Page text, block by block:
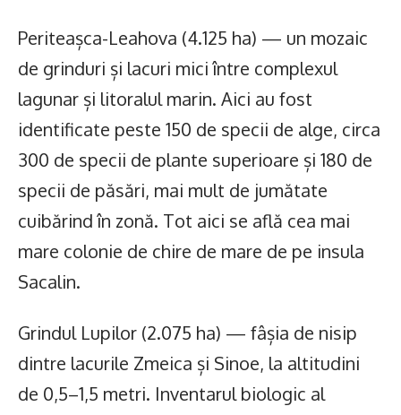
Periteașca-Leahova (4.125 ha) — un mozaic
de grinduri și lacuri mici între complexul
lagunar și litoralul marin. Aici au fost
identificate peste 150 de specii de alge, circa
300 de specii de plante superioare și 180 de
specii de păsări, mai mult de jumătate
cuibărind în zonă. Tot aici se află cea mai
mare colonie de chire de mare de pe insula
Sacalin.
Grindul Lupilor (2.075 ha) — fâșia de nisip
dintre lacurile Zmeica și Sinoe, la altitudini
de 0,5–1,5 metri. Inventarul biologic al